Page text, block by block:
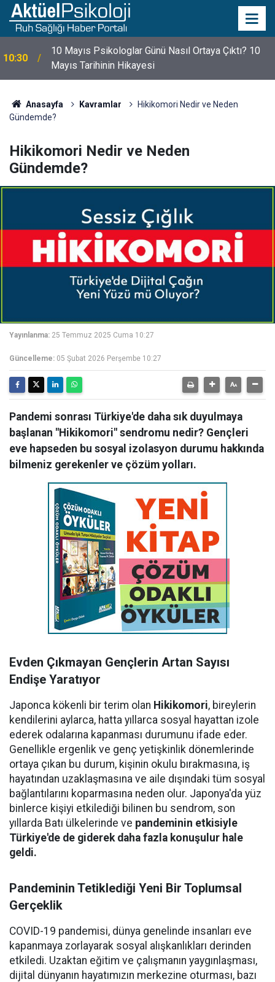
10:30
10 Mayıs Psikologlar Günü Nasıl Ortaya Çıktı? 10
Mayıs Tarihinin Hikayesi
Anasayfa Kavramlar
Hikikomori Nedir ve Neden
Gündemde?
Hikikomori Nedir ve Neden
Gündemde?
Yayınlanma: 25 Temmuz 2025 Cuma 10:27
Güncelleme: 05 Şubat 2026 Perşembe 10:27
Pandemi sonrası Türkiye'de daha sık duyulmaya
başlanan "Hikikomori" sendromu nedir? Gençleri
eve hapseden bu sosyal izolasyon durumu hakkında
bilmeniz gerekenler ve çözüm yolları.
Evden Çıkmayan Gençlerin Artan Sayısı
Endişe Yaratıyor
Japonca kökenli bir terim olan Hikikomori, bireylerin
kendilerini aylarca, hatta yıllarca sosyal hayattan izole
ederek odalarına kapanması durumunu ifade eder.
Genellikle ergenlik ve genç yetişkinlik dönemlerinde
ortaya çıkan bu durum, kişinin okulu bırakmasına, iş
hayatından uzaklaşmasına ve aile dışındaki tüm sosyal
bağlantılarını koparmasına neden olur. Japonya'da yüz
binlerce kişiyi etkilediği bilinen bu sendrom, son
yıllarda Batı ülkelerinde ve pandeminin etkisiyle
Türkiye'de de giderek daha fazla konuşulur hale
geldi.
Pandeminin Tetiklediği Yeni Bir Toplumsal
Gerçeklik
COVID-19 pandemisi, dünya genelinde insanları eve
kapanmaya zorlayarak sosyal alışkanlıkları derinden
etkiledi. Uzaktan eğitim ve çalışmanın yaygınlaşması,
dijital dünyanın hayatımızın merkezine oturması, bazı